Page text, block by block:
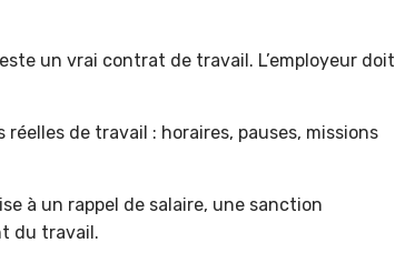
un vrai contrat de travail. L’employeur doit
de travail : horaires, pauses, missions
à un rappel de salaire, une sanction
du travail.